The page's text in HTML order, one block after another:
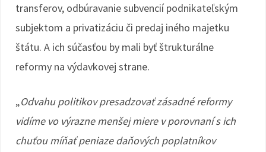
transferov, odbúravanie subvencií podnikateľským
subjektom a privatizáciu či predaj iného majetku
štátu. A ich súčasťou by mali byť štrukturálne
reformy na výdavkovej strane.
„Odvahu politikov presadzovať zásadné reformy
vidíme vo výrazne menšej miere v porovnaní s ich
chuťou míňať peniaze daňových poplatníkov